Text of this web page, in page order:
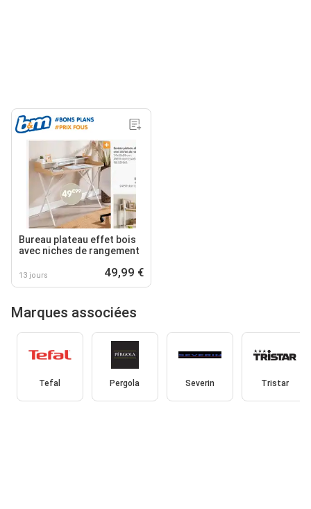
Bureau plateau effet bois
avec niches de rangement
13 jours 49,99 €
Marques associées
Tefal Pergola Severin Tristar